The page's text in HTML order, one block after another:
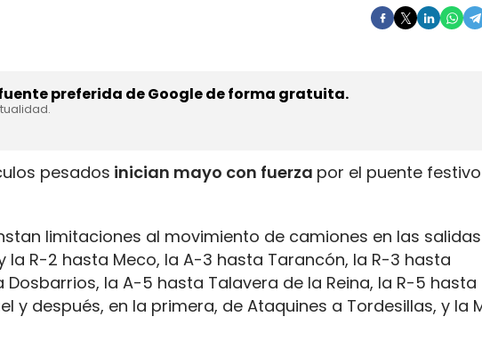
preferida de Google de forma gratuita.
pesados inician mayo con fuerza por el puente
limitaciones al movimiento de camiones en las
la R-2 hasta Meco, la A-3 hasta Tarancón, la R-3 hasta
la A-5 hasta Talavera de la Reina, la R-5 hasta
y después, en la primera, de Ataquines a Tordesillas, y la